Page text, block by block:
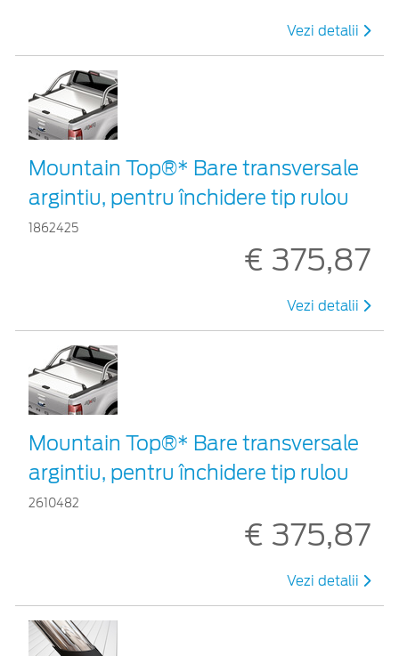
Vezi detalii
Mountain Top®* Bare transversale
argintiu, pentru închidere tip rulou
1862425
€ 375,87
Vezi detalii
Mountain Top®* Bare transversale
argintiu, pentru închidere tip rulou
2610482
€ 375,87
Vezi detalii